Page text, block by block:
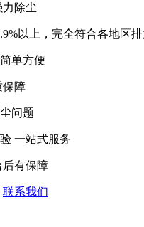
除尘
以上，完全符合各地区
单方便
保障
问题
一站式服务
后有保障
联系我们